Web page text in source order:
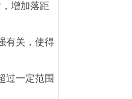
增加落距
有关，使得
过一定范围